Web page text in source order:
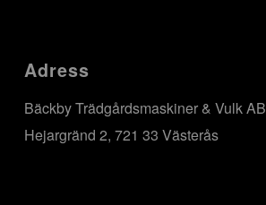
Adress
Bäckby Trädgårdsmaskiner & Vulk AB
Hejargränd 2, 721 33 Västerås